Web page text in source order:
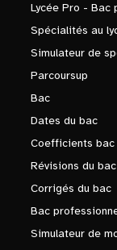
Lycée Pro - Bac
Spécialités au
Simulateur de
Parcoursup
Bac
Dates du bac
Coefficients
Révisions du bac
Corrigés du bac
Bac
Simulateur de